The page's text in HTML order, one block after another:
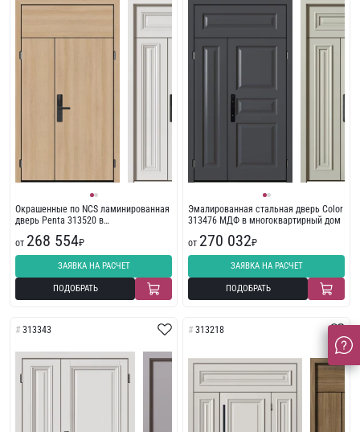
Окрашенные по NCS ламинированная
дверь Penta 313520 в
от 268 554₽
ЗАЯВКА НА РАСЧЕТ
ПОДОБРАТЬ
Эмалированная стальная дверь Color
313476 МДФ в многоквартирный дом
от 270 032₽
ЗАЯВКА НА РАСЧЕТ
ПОДОБРАТЬ
313343 313218